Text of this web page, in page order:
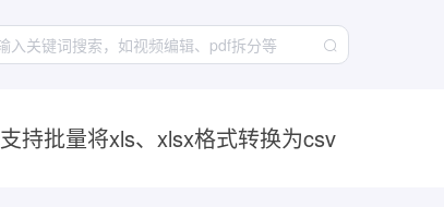
支持批量将xls、xlsx格式转换为csv